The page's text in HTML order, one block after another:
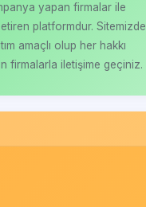
yapan firmalar ile
platformdur. Sitemizde
amaçlı olup her hakkı
firmalarla iletişime geçiniz.